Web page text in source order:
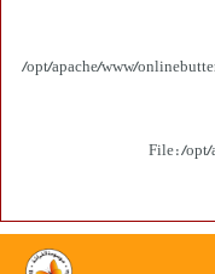
/opt/apache/www/
File: /